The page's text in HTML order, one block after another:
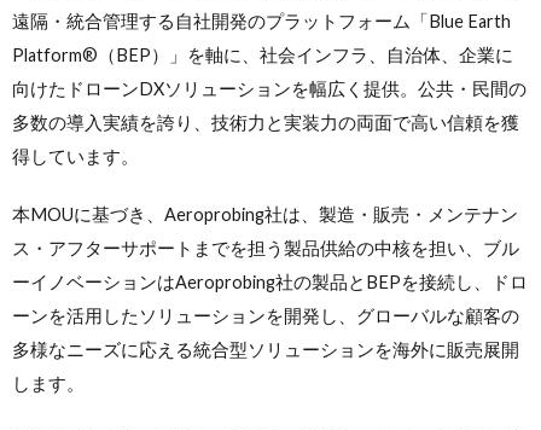
遠隔・統合管理する自社開発のプラットフォーム「Blue Earth
Platform®（BEP）」を軸に、社会インフラ、自治体、企業に
向けたドローンDXソリューションを幅広く提供。公共・民間の
多数の導入実績を誇り、技術力と実装力の両面で高い信頼を獲
得しています。
本MOUに基づき、Aeroprobing社は、製造・販売・メンテナン
ス・アフターサポートまでを担う製品供給の中核を担い、ブル
ーイノベーションはAeroprobing社の製品とBEPを接続し、ドロ
ーンを活用したソリューションを開発し、グローバルな顧客の
多様なニーズに応える統合型ソリューションを海外に販売展開
します。